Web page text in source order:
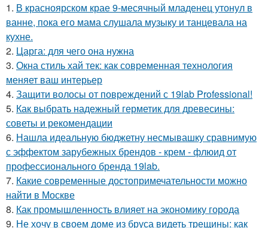
1. В красноярском крае 9-месячный младенец утонул в
ванне, пока его мама слушала музыку и танцевала на
кухне.
2. Царга: для чего она нужна
3. Окна стиль хай тек: как современная технология
меняет ваш интерьер
4. Защити волосы от повреждений с 19lab Professional!
5. Как выбрать надежный герметик для древесины:
советы и рекомендации
6. Нашла идеальную бюджетну несмывашку сравнимую
с эффектом зарубежных брендов - крем - флюид от
профессионального бренда 19lab.
7. Какие современные достопримечательности можно
найти в Москве
8. Как промышленность влияет на экономику города
9. Не хочу в своем доме из бруса видеть трещины: как